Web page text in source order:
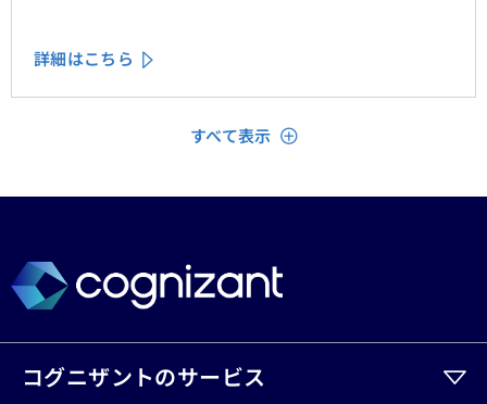
詳細はこちら
すべて表示 閉じる
コグニザントのサービス